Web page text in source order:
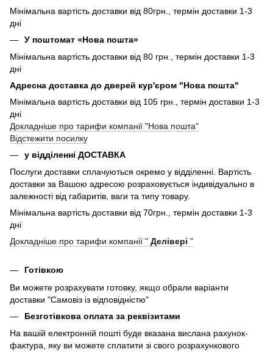
Мінімальна вартість доставки від 80грн., термін доставки 1-3
дні
У поштомат «Нова пошта»
Мінімальна вартість доставки від 80 грн., термін доставки 1-3
дні
Адресна доставка до дверей кур'єром "Нова пошта"
Мінімальна вартість доставки від 105 грн., термін доставки 1-3
дні
Докладніше про тарифи компанії "Нова пошта"
Відстежити посилку
у відділенні ДОСТАВКА
Послуги доставки сплачуються окремо у відділенні. Вартість
доставки за Вашою адресою розраховується індивідуально в
залежності від габаритів, ваги та типу товару.
Мінімальна вартість доставки від 70грн., термін доставки 1-3
дні
Докладніше про тарифи компанії " Делівері "
Готівкою
Ви можете розрахувати готовку, якщо обрали варіанти
доставки "Самовіз із відповідністю"
Безготівкова оплата за реквізитами
На вашій електронній пошті буде вказана вислана рахунок-
фактура, яку ви можете сплатити зі свого розрахункового